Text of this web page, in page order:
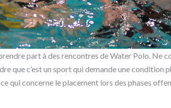
part à des rencontres de Water Polo. Ne
que c’est un sport qui demande une condition
qui concerne le placement lors des phases